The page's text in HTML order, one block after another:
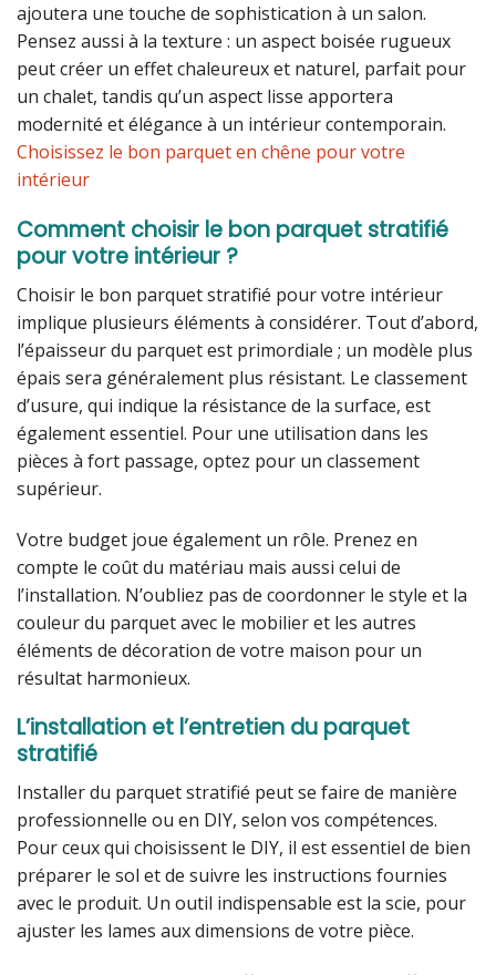
ajoutera une touche de sophistication à un salon.
Pensez aussi à la texture : un aspect boisée rugueux
peut créer un effet chaleureux et naturel, parfait pour
un chalet, tandis qu’un aspect lisse apportera
modernité et élégance à un intérieur contemporain.
Choisissez le bon parquet en chêne pour votre
intérieur
Comment choisir le bon parquet stratifié
pour votre intérieur ?
Choisir le bon parquet stratifié pour votre intérieur
implique plusieurs éléments à considérer. Tout d’abord,
l’épaisseur du parquet est primordiale ; un modèle plus
épais sera généralement plus résistant. Le classement
d’usure, qui indique la résistance de la surface, est
également essentiel. Pour une utilisation dans les
pièces à fort passage, optez pour un classement
supérieur.
Votre budget joue également un rôle. Prenez en
compte le coût du matériau mais aussi celui de
l’installation. N’oubliez pas de coordonner le style et la
couleur du parquet avec le mobilier et les autres
éléments de décoration de votre maison pour un
résultat harmonieux.
L’installation et l’entretien du parquet
stratifié
Installer du parquet stratifié peut se faire de manière
professionnelle ou en DIY, selon vos compétences.
Pour ceux qui choisissent le DIY, il est essentiel de bien
préparer le sol et de suivre les instructions fournies
avec le produit. Un outil indispensable est la scie, pour
ajuster les lames aux dimensions de votre pièce.